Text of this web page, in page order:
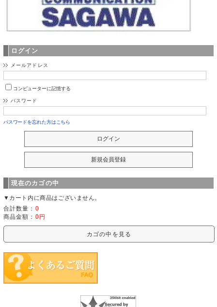
ログイン
メールアドレス
コンピューターに記憶する
パスワード
パスワードを忘れた方はこちら
現在のカゴの中
▼カート内に商品はございません。
合計数量： 0
商品金額： 0円
カゴの中を見る